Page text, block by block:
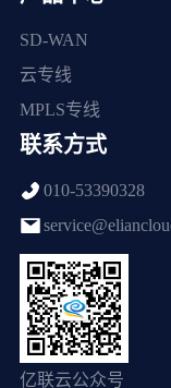
SD-WAN
云专线
MPLS专线
联系方式
010-53390328
亿联云公众号